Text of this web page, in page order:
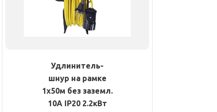
Удлинитель-
шнур на рамке
1х50м без заземл.
10А IP20 2.2кВт